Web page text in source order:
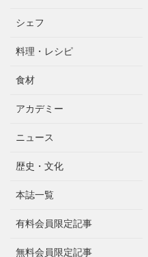
シェフ
料理・レシピ
食材
アカデミー
ニュース
歴史・文化
本誌一覧
有料会員限定記事
無料会員限定記事